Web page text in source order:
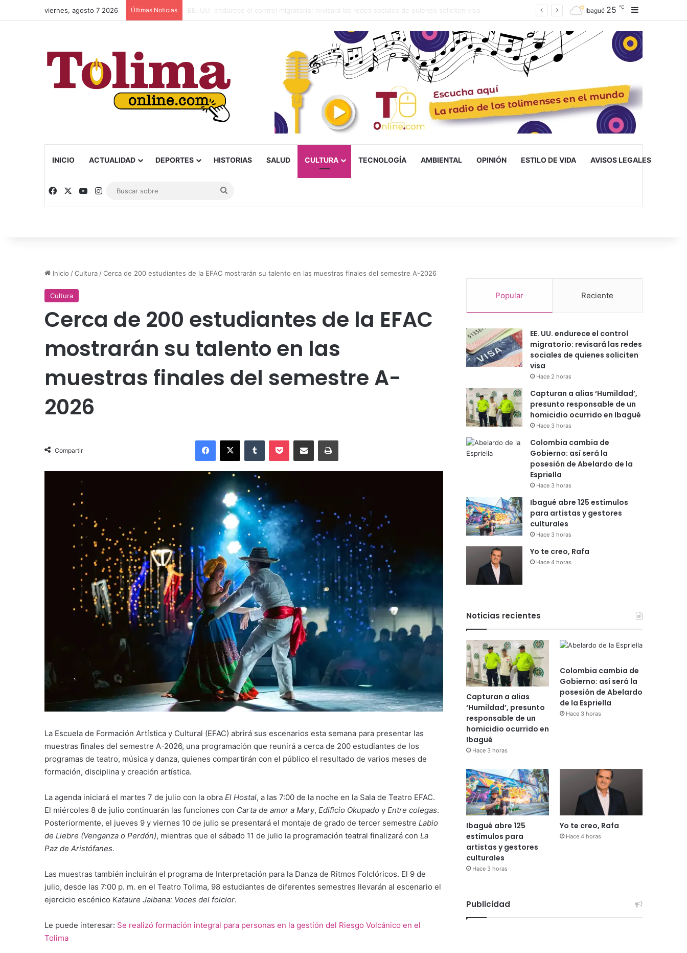
viernes, agosto 7 2026 Últimas Noticias Capturan a alias ‘Humildad’, presunto responsable de un homicidio ocurrido en Ibagué Ibagué 25 ℃
INICIO ACTUALIDAD DEPORTES HISTORIAS SALUD CULTURA TECNOLOGÍA AMBIENTAL OPINIÓN ESTILO DE VIDA AVISOS LEGALES
Facebook YouTubeInstagram
sobre
Inicio /Cultura /Cerca de 200 estudiantes de la EFAC mostrarán su talento en las muestras finales del semestre A-2026
Cultura
Cerca de 200 estudiantes de la EFAC
mostrarán su talento en las
muestras finales del semestre A-
2026
Compartir
La Escuela de Formación Artística y Cultural (EFAC) abrirá sus escenarios esta semana para presentar las
muestras finales del semestre A-2026, una programación que reunirá a cerca de 200 estudiantes de los
programas de teatro, música y danza, quienes compartirán con el público el resultado de varios meses de
formación, disciplina y creación artística.
La agenda iniciará el martes 7 de julio con la obra El Hostal, a las 7:00 de la noche en la Sala de Teatro EFAC.
El miércoles 8 de julio continuarán las funciones con Carta de amor a Mary, Edificio Okupado y Entre colegas.
Posteriormente, el jueves 9 y viernes 10 de julio se presentará el montaje de grado de tercer semestre Labio
de Liebre (Venganza o Perdón), mientras que el sábado 11 de julio la programación teatral finalizará con La
Paz de Aristófanes.
Las muestras también incluirán el programa de Interpretación para la Danza de Ritmos Folclóricos. El 9 de
julio, desde las 7:00 p. m. en el Teatro Tolima, 98 estudiantes de diferentes semestres llevarán al escenario el
ejercicio escénico Kataure Jaibana: Voces del folclor.
Le puede interesar: Se realizó formación integral para personas en la gestión del Riesgo Volcánico en el
Tolima
Popular Reciente
EE. UU. endurece el control
migratorio: revisará las redes
sociales de quienes soliciten
visa
Hace 2 horas
Capturan a alias ‘Humildad’,
presunto responsable de un
homicidio ocurrido en Ibagué
Hace 3 horas
Colombia cambia de
Gobierno: así será la
posesión de Abelardo de la
Espriella
Hace 3 horas
Ibagué abre 125 estímulos
para artistas y gestores
culturales
Hace 3 horas
Yo te creo, Rafa
Hace 4 horas
Noticias recientes
Capturan a alias
‘Humildad’, presunto
responsable de un
homicidio ocurrido en
Ibagué
Hace 3 horas
Colombia cambia de
Gobierno: así será la
posesión de Abelardo
de la Espriella
Hace 3 horas
Ibagué abre 125
estímulos para
artistas y gestores
culturales
Hace 3 horas
Yo te creo, Rafa
Hace 4 horas
Publicidad